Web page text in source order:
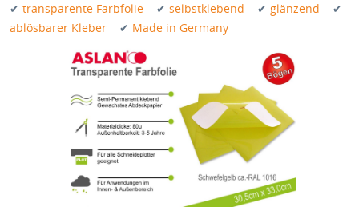
✔ transparente Farbfolie ✔ selbstklebend ✔ glänzend ✔
ablösbarer Kleber ✔ Made in Germany